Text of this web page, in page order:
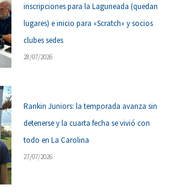
inscripciones para la Laguneada (quedan
lugares) e inicio para «Scratch» y socios
clubes sedes
28/07/2026
Rankin Juniors: la temporada avanza sin
detenerse y la cuarta fecha se vivió con
todo en La Carolina
27/07/2026